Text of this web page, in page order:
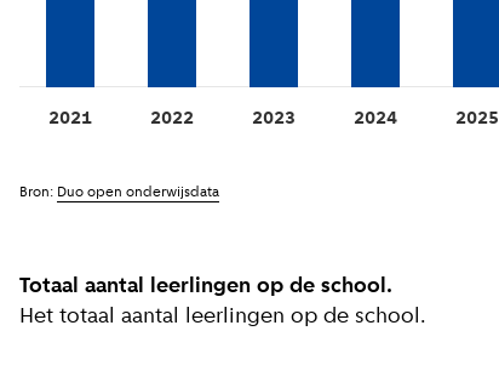
Totaal aantal leerlingen op de school.
Het totaal aantal leerlingen op de school.
2021 2022 2023 2024 2025
Bron: Duo open onderwijsdata